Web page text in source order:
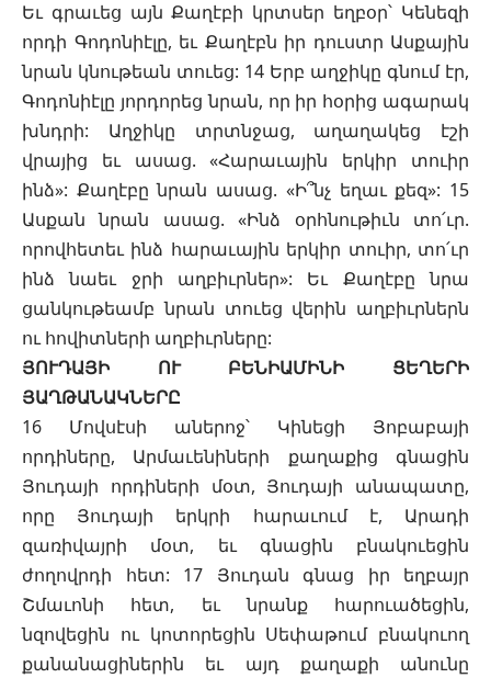
Եւ գրաւեց այն Քաղէբի կրտսեր եղբօր՝ Կենեզի
որդի Գոդոնիէլը, եւ Քաղէբն իր դուստր Ասքային
նրան կնութեան տուեց: 14 Երբ աղջիկը գնում էր,
Գոդոնիէլը յորդորեց նրան, որ իր հօրից ագարակ
խնդրի: Աղջիկը տրտնջաց, աղաղակեց էշի
վրայից եւ ասաց. «Հարաւային երկիր տուիր
ինձ»: Քաղէբը նրան ասաց. «Ի՞նչ եղաւ քեզ»: 15
Ասքան նրան ասաց. «Ինձ օրհնութիւն տո՛ւր.
որովհետեւ ինձ հարաւային երկիր տուիր, տո՛ւր
ինձ նաեւ ջրի աղբիւրներ»: Եւ Քաղէբը նրա
ցանկութեամբ նրան տուեց վերին աղբիւրներն
ու հովիտների աղբիւրները:
ՅՈՒԴԱՅԻ ՈՒ ԲԵՆԻԱՄԻՆԻ ՑԵՂԵՐԻ
ՅԱՂԹԱՆԱԿՆԵՐԸ
16 Մովսէսի աներոջ՝ Կինեցի Յոբաբայի
որդիները, Արմաւենիների քաղաքից գնացին
Յուդայի որդիների մօտ, Յուդայի անապատը,
որը Յուդայի երկրի հարաւում է, Արադի
զառիվայրի մօտ, եւ գնացին բնակուեցին
ժողովրդի հետ: 17 Յուդան գնաց իր եղբայր
Շմաւոնի հետ, եւ նրանք հարուածեցին,
նզովեցին ու կոտորեցին Սեփաթում բնակուող
քանանացիներին եւ այդ քաղաքի անունը